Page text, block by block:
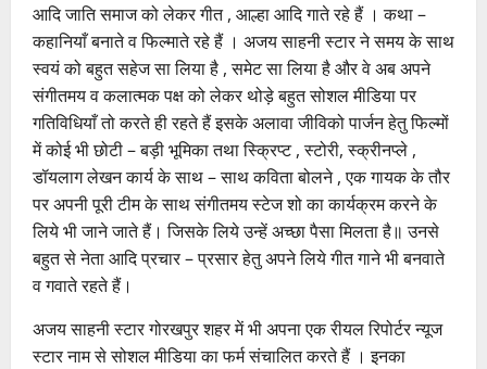
आदि जाति समाज को लेकर गीत , आल्हा आदि गाते रहे हैं । कथा –
कहानियाँ बनाते व फिल्माते रहे हैं । अजय साहनी स्टार ने समय के साथ
स्वयं को बहुत सहेज सा लिया है , समेट सा लिया है और वे अब अपने
संगीतमय व कलात्मक पक्ष को लेकर थोड़े बहुत सोशल मीडिया पर
गतिविधियाँ तो करते ही रहते हैं इसके अलावा जीविको पार्जन हेतु फिल्मों
में कोई भी छोटी – बड़ी भूमिका तथा स्क्रिप्ट , स्टोरी, स्क्रीनप्ले ,
डॉयलाग लेखन कार्य के साथ – साथ कविता बोलने , एक गायक के तौर
पर अपनी पूरी टीम के साथ संगीतमय स्टेज शो का कार्यक्रम करने के
लिये भी जाने जाते हैं। जिसके लिये उन्हें अच्छा पैसा मिलता है॥ उनसे
बहुत से नेता आदि प्रचार – प्रसार हेतु अपने लिये गीत गाने भी बनवाते
व गवाते रहते हैं।
अजय साहनी स्टार गोरखपुर शहर में भी अपना एक रीयल रिपोर्टर न्यूज
स्टार नाम से सोशल मीडिया का फर्म संचालित करते हैं । इनका